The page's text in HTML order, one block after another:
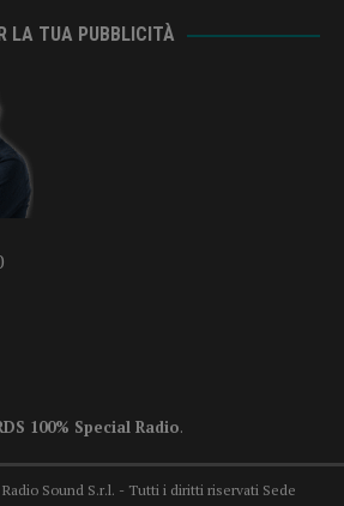
LA TUA PUBBLICITÀ
100% Special Radio.
Sound S.r.l. - Tutti i diritti riservati Sede